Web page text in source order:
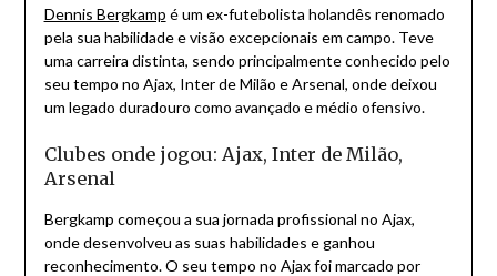
Dennis Bergkamp é um ex-futebolista holandês renomado
pela sua habilidade e visão excepcionais em campo. Teve
uma carreira distinta, sendo principalmente conhecido pelo
seu tempo no Ajax, Inter de Milão e Arsenal, onde deixou
um legado duradouro como avançado e médio ofensivo.
Clubes onde jogou: Ajax, Inter de Milão,
Arsenal
Bergkamp começou a sua jornada profissional no Ajax,
onde desenvolveu as suas habilidades e ganhou
reconhecimento. O seu tempo no Ajax foi marcado por